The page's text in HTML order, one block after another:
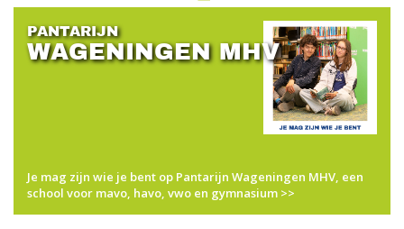
PANTARIJN
WAGENINGEN MHV
Je mag zijn wie je bent op Pantarijn Wageningen MHV, een
school voor mavo, havo, vwo en gymnasium >>